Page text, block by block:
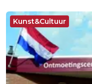
Kunst&Cultuur